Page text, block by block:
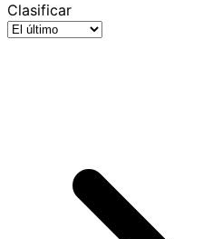
Clasificar